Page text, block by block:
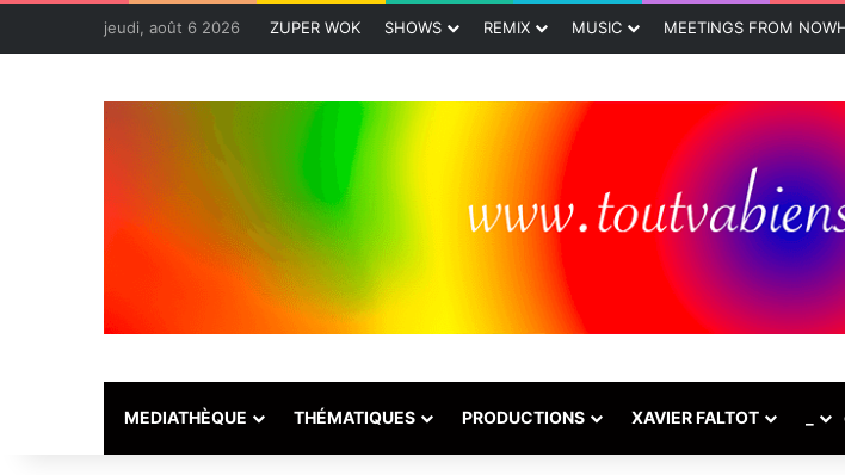
jeudi, août 6 2026 ZUPER WOK SHOWS REMIX MUSIC MEETINGS FROM
MEDIATHÈQUE THÉMATIQUES PRODUCTIONS XAVIER FALTOT